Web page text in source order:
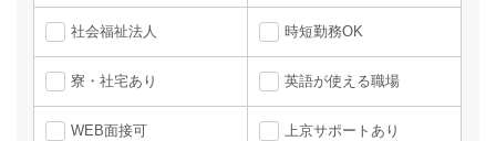
社会福祉法人 時短勤務OK
寮・社宅あり 英語が使える職場
WEB面接可 上京サポートあり